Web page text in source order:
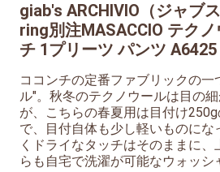
giab's ARCHIVIO（ジャブ
ring別注MASACCIO テク
チ 1プリーツ パンツ A6425
ココンチの定番ファブリックの一
ル"。秋冬のテクノウールは目の
が、こちらの春夏用は目付け
で、目付自体も少し軽いものにな
くドライなタッチはそのままに
らも自宅で洗濯が可能なウォッシ